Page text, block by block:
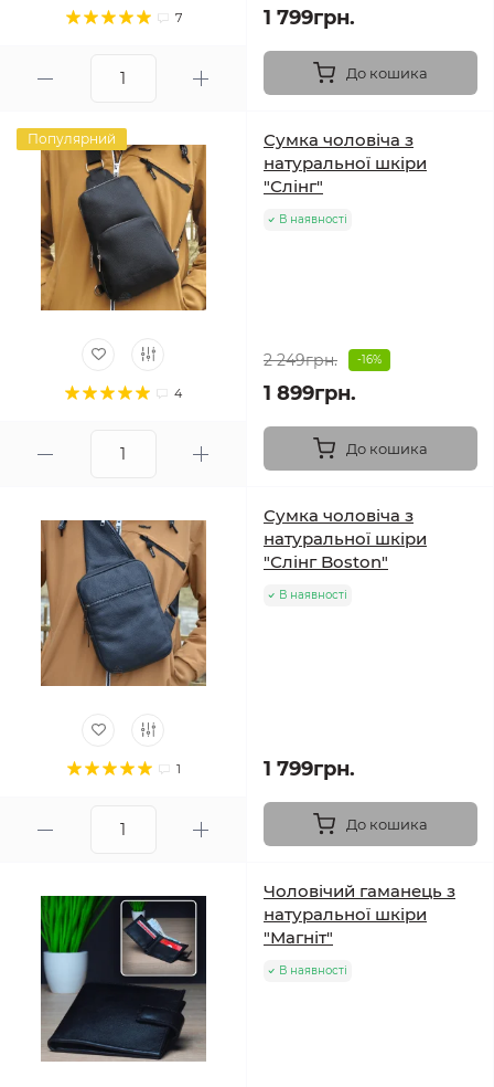
7 1 799грн.
До кошика
Популярний
4
Сумка чоловіча з
натуральної шкіри
"Слінг"
В наявності
2 249грн. -16%
1 899грн.
До кошика
1
Сумка чоловіча з
натуральної шкіри
"Слінг Boston"
В наявності
1 799грн.
До кошика
Чоловічий гаманець з
натуральної шкіри
"Магніт"
В наявності